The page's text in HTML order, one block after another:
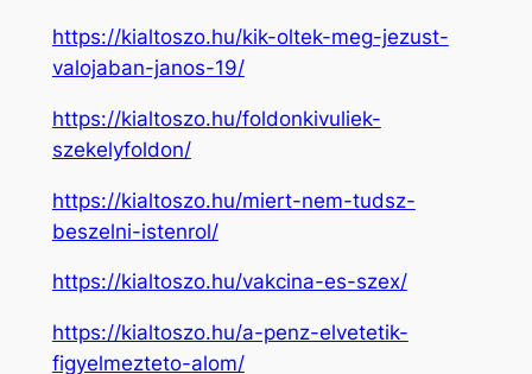
https://kialtoszo.hu/kik-oltek-meg-jezust-
valojaban-janos-19/
https://kialtoszo.hu/foldonkivuliek-
szekelyfoldon/
https://kialtoszo.hu/miert-nem-tudsz-
beszelni-istenrol/
https://kialtoszo.hu/vakcina-es-szex/
https://kialtoszo.hu/a-penz-elvetetik-
figyelmezteto-alom/